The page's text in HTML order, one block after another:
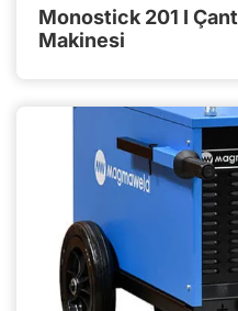
Monostick 201 I
Makinesi